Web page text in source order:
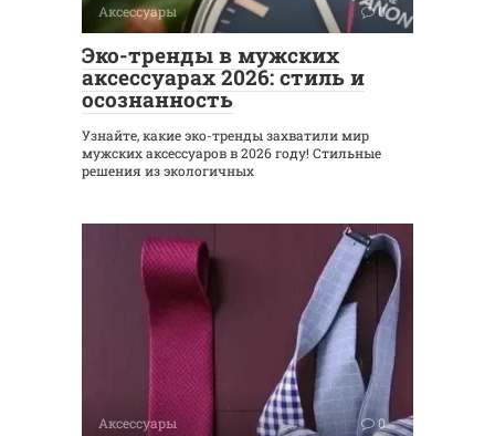
Аксессуары 0
Эко-тренды в мужских
аксессуарах 2026: стиль и
осознанность
Узнайте, какие эко-тренды захватили мир
мужских аксессуаров в 2026 году! Стильные
решения из экологичных
Аксессуары 0